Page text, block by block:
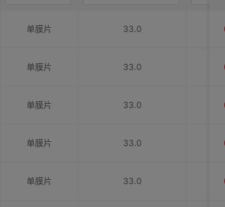
单膜片 33.0
单膜片 33.0
单膜片 33.0
单膜片 33.0
单膜片 33.0